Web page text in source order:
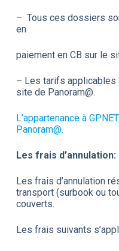
– Tous ces dossiers
en
paiement en CB sur le
– Les tarifs applicables
site de Panoram@.
L’appartenance à
Panoram@.
Les frais d’annulation:
Les frais d’annulation
transport (surbook ou
couverts.
Les frais suivants